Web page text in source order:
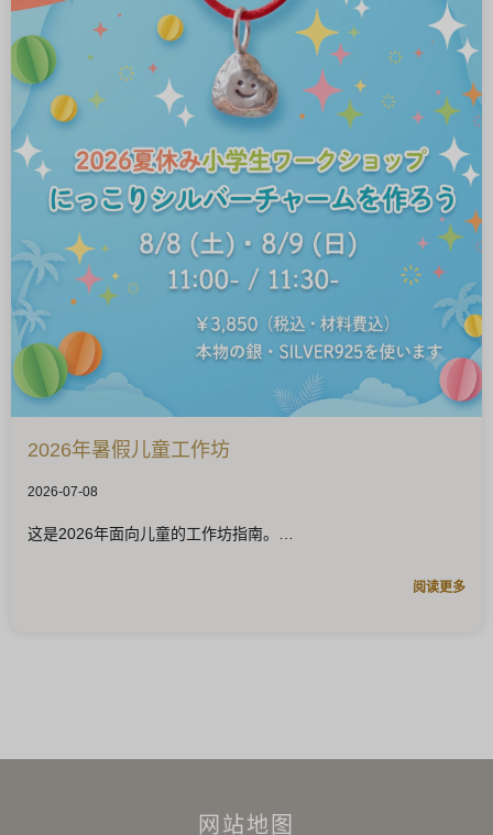
2026年暑假儿童工作坊
2026-07-08
这是2026年面向儿童的工作坊指南。
阅读更多
网站地图